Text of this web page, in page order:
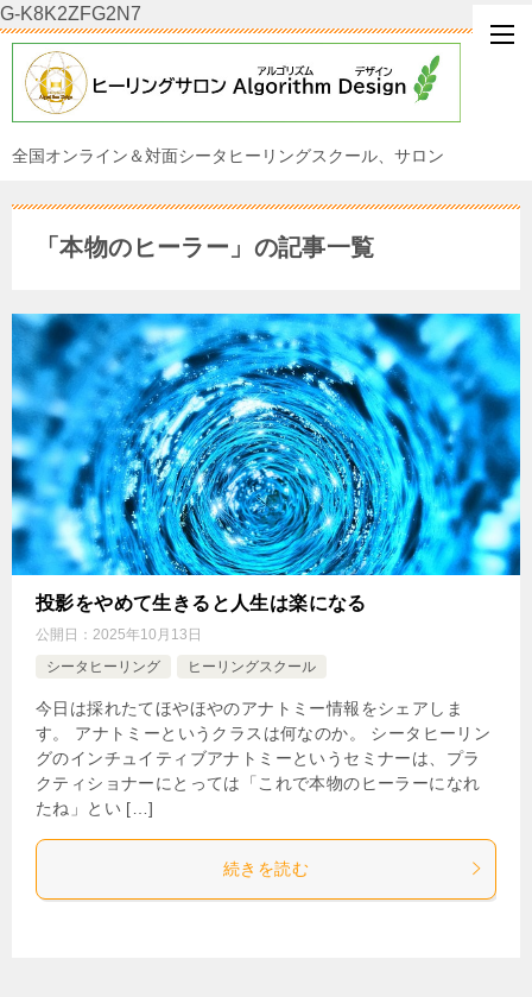
G-K8K2ZFG2N7
全国オンライン＆対面シータヒーリングスクール、サロン
「本物のヒーラー」の記事一覧
投影をやめて生きると人生は楽になる
公開日： 2025年10月13日
シータヒーリング
ヒーリングスクール
今日は採れたてほやほやのアナトミー情報をシェアしま
す。 アナトミーというクラスは何なのか。 シータヒーリン
グのインチュイティブアナトミーというセミナーは、プラ
クティショナーにとっては「これで本物のヒーラーになれ
たね」とい […]
続きを読む